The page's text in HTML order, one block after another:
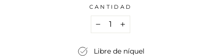
CANTIDAD
Libre de níquel